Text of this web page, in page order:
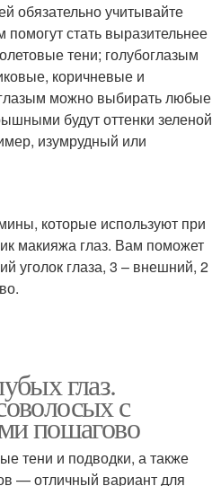
обязательно учитывайте
помогут стать выразительнее
тени; голубоглазым
коричневые и
можно выбирать любые
будут оттенки зеленой
изумрудный или
которые используют при
макияжа глаз. Вам поможет
уголок глаза, 3 – внешний, 2
глаз.
с
пошагово
тени и подводки, а также
— отличный вариант для